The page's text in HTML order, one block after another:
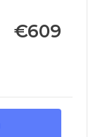
€609